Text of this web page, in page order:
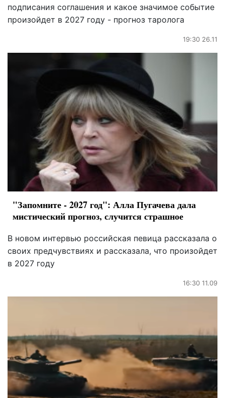
подписания соглашения и какое значимое событие
произойдет в 2027 году - прогноз таролога
19:30 26.11
"Запомните - 2027 год": Алла Пугачева дала
мистический прогноз, случится страшное
В новом интервью российская певица рассказала о
своих предчувствиях и рассказала, что произойдет
в 2027 году
16:30 11.09